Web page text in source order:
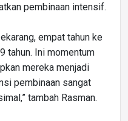
pembinaan intensif.
empat tahun ke
tahun. Ini momentum
mereka menjadi
pembinaan sangat
tambah Rasman.